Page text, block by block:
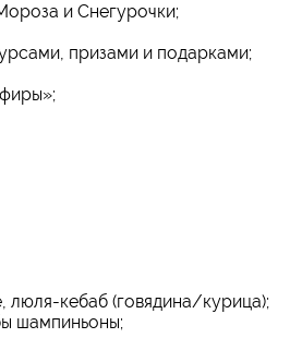
и Снегурочки;
призами и подарками;
кебаб (говядина/курица);
шампиньоны;